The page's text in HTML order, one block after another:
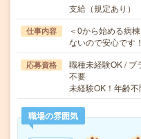
支給（規定あり）
仕事内容
＜0から始める病
ないので安心です
応募資格
職種未経験OK / ブ
不要
未経験OK！年齢不
職場の雰囲気